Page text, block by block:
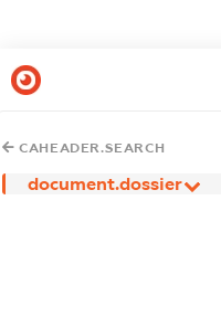
CAHEADER.SEARCH
document.dossier